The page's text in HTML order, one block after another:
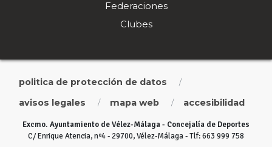
Federaciones
Clubes
politica de protección de datos /
avisos legales / mapa web / accesibilidad
Excmo. Ayuntamiento de Vélez-Málaga - Concejalía de Deportes
C/ Enrique Atencia, nº4 - 29700, Vélez-Málaga - Tlf: 663 999 758